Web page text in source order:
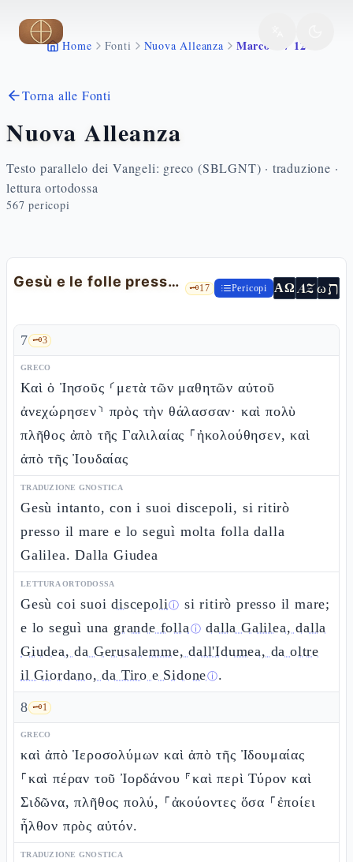
Vai al contenuto principale
Home Fonti Nuova Alleanza Marco 3 7 12
Torna alle Fonti
Nuova Alleanza
Testo parallelo dei Vangeli: greco (SBLGNT) · traduzione ·
lettura ortodossa
567 pericopi
Gesù e le folle presso il mare 🗝️17 Pericopi ΑΩ AZωת
7 🗝️3
GRECO
Καὶ ὁ Ἰησοῦς ⸂μετὰ τῶν μαθητῶν αὐτοῦ
ἀνεχώρησεν⸃ πρὸς τὴν θάλασσαν· καὶ πολὺ
πλῆθος ἀπὸ τῆς Γαλιλαίας ⸀ἠκολούθησεν, καὶ
ἀπὸ τῆς Ἰουδαίας
TRADUZIONE GNOSTICA
Gesù intanto, con i suoi discepoli, si ritirò
presso il mare e lo seguì molta folla dalla
Galilea. Dalla Giudea
LETTURA ORTODOSSA
Gesù coi suoidiscepoliⓘ si ritirò presso il mare;
e lo seguì una grande follaⓘ dalla Galilea, dalla
Giudea, da Gerusalemme, dall'Idumea, da oltre
il Giordano, da Tiro e Sidoneⓘ.
8 🗝️1
GRECO
καὶ ἀπὸ Ἱεροσολύμων καὶ ἀπὸ τῆς Ἰδουμαίας
⸀καὶ πέραν τοῦ Ἰορδάνου ⸁καὶ περὶ Τύρον καὶ
Σιδῶνα, πλῆθος πολύ, ⸀ἀκούοντες ὅσα ⸀ἐποίει
ἦλθον πρὸς αὐτόν.
TRADUZIONE GNOSTICA